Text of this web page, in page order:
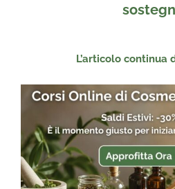
L’articolo continua